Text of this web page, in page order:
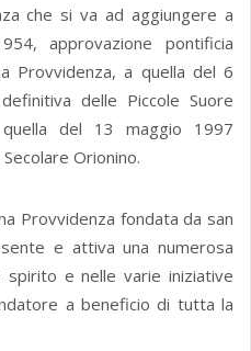
che si va ad aggiungere a
approvazione pontificia
Provvidenza, a quella del 6
delle Piccole Suore
del 13 maggio 1997
Orionino.
Provvidenza fondata da san
e attiva una numerosa
spirito e nelle varie iniziative
a beneficio di tutta la